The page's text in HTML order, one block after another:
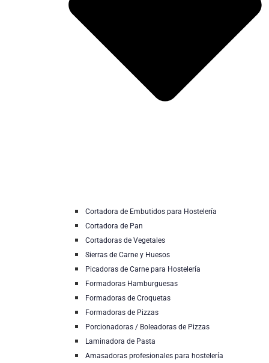
Cortadora de Embutidos para Hostelería
Cortadora de Pan
Cortadoras de Vegetales
Sierras de Carne y Huesos
Picadoras de Carne para Hostelería
Formadoras Hamburguesas
Formadoras de Croquetas
Formadoras de Pizzas
Porcionadoras / Boleadoras de Pizzas
Laminadora de Pasta
Amasadoras profesionales para hostelería